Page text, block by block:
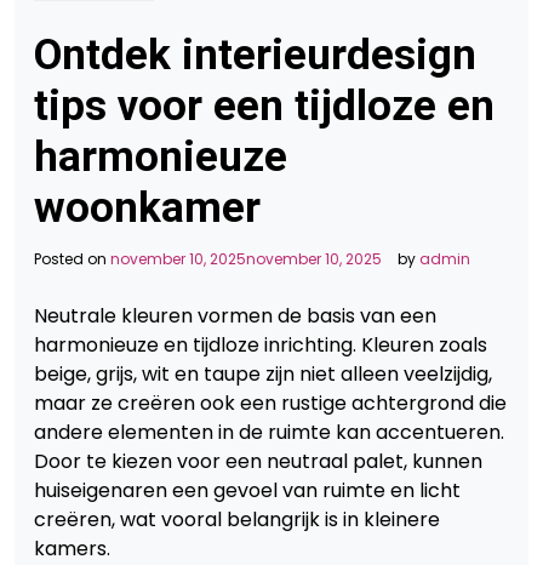
Ontdek interieurdesign
tips voor een tijdloze en
harmonieuze
woonkamer
Posted on november 10, 2025november 10, 2025 byadmin
Neutrale kleuren vormen de basis van een
harmonieuze en tijdloze inrichting. Kleuren zoals
beige, grijs, wit en taupe zijn niet alleen veelzijdig,
maar ze creëren ook een rustige achtergrond die
andere elementen in de ruimte kan accentueren.
Door te kiezen voor een neutraal palet, kunnen
huiseigenaren een gevoel van ruimte en licht
creëren, wat vooral belangrijk is in kleinere
kamers.